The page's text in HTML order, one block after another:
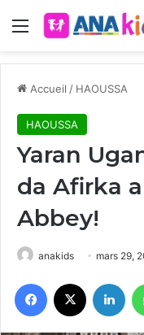
Menu
Accueil / HAOUSSA
HAOUSSA
Yaran
da Afirka
Abbey!
anakids mars 29,
Facebook